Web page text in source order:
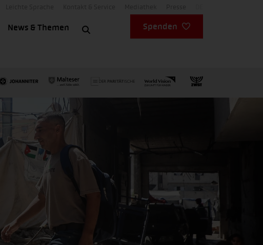
News & Themen Spenden